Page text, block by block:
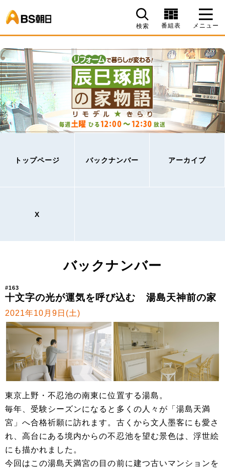
検索 番組表 メニュー
トップページ バックナンバー アーカイブ
X
バックナンバー
#163
十文字の光が運気を呼び込む 湯島天神前の家
2021年10月9日(土)
東京上野・不忍池の南東に位置する湯島。
毎年、受験シーズンになると多くの人々が「湯島天満
宮」へ合格祈願に訪れます。古くから文人墨客にも愛さ
れ、高台にある境内からの不忍池を望む景色は、浮世絵
にも描かれました。
今回はこの湯島天満宮の目の前に建つ古いマンションを